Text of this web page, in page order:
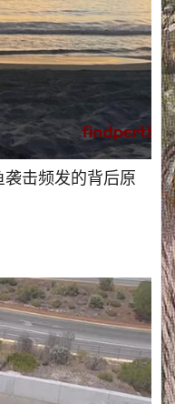
击频发的背后原